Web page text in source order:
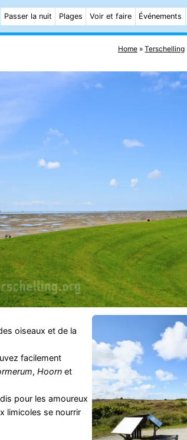
Passer la nuit Plages Voir et faire Événements
Home Terschelling
oiseaux et de la
facilement
, Hoornet
pour les amoureux
limicoles se nourrir